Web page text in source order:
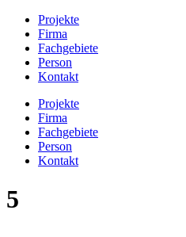
Projekte
Firma
Fachgebiete
Person
Kontakt
Projekte
Firma
Fachgebiete
Person
Kontakt
5